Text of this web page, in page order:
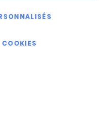
COOKIES